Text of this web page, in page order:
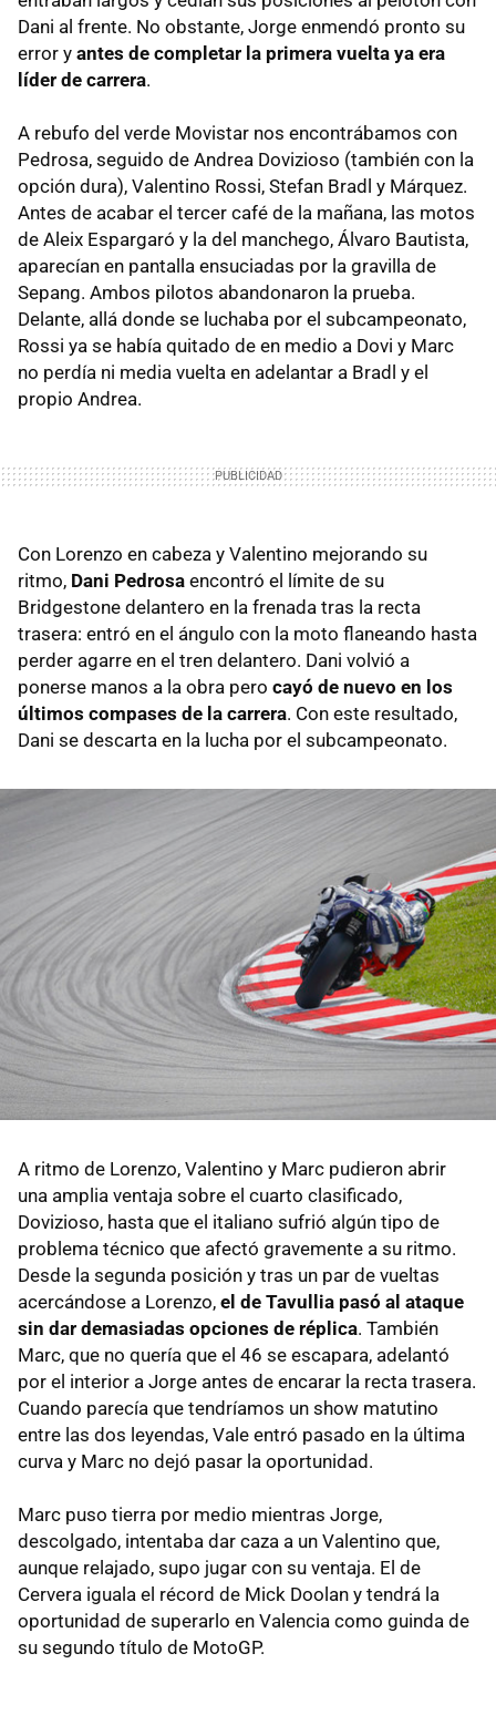
Dani al frente. No obstante, Jorge enmendó pronto su
error y antes de completar la primera vuelta ya era
líder de carrera.
A rebufo del verde Movistar nos encontrábamos con
Pedrosa, seguido de Andrea Dovizioso (también con la
opción dura), Valentino Rossi, Stefan Bradl y Márquez.
Antes de acabar el tercer café de la mañana, las motos
de Aleix Espargaró y la del manchego, Álvaro Bautista,
aparecían en pantalla ensuciadas por la gravilla de
Sepang. Ambos pilotos abandonaron la prueba.
Delante, allá donde se luchaba por el subcampeonato,
Rossi ya se había quitado de en medio a Dovi y Marc
no perdía ni media vuelta en adelantar a Bradl y el
propio Andrea.
Con Lorenzo en cabeza y Valentino mejorando su
ritmo, Dani Pedrosa encontró el límite de su
Bridgestone delantero en la frenada tras la recta
trasera: entró en el ángulo con la moto flaneando hasta
perder agarre en el tren delantero. Dani volvió a
ponerse manos a la obra pero cayó de nuevo en los
últimos compases de la carrera. Con este resultado,
Dani se descarta en la lucha por el subcampeonato.
A ritmo de Lorenzo, Valentino y Marc pudieron abrir
una amplia ventaja sobre el cuarto clasificado,
Dovizioso, hasta que el italiano sufrió algún tipo de
problema técnico que afectó gravemente a su ritmo.
Desde la segunda posición y tras un par de vueltas
acercándose a Lorenzo, el de Tavullia pasó al ataque
sin dar demasiadas opciones de réplica. También
Marc, que no quería que el 46 se escapara, adelantó
por el interior a Jorge antes de encarar la recta trasera.
Cuando parecía que tendríamos un show matutino
entre las dos leyendas, Vale entró pasado en la última
curva y Marc no dejó pasar la oportunidad.
Marc puso tierra por medio mientras Jorge,
descolgado, intentaba dar caza a un Valentino que,
aunque relajado, supo jugar con su ventaja. El de
Cervera iguala el récord de Mick Doolan y tendrá la
oportunidad de superarlo en Valencia como guinda de
su segundo título de MotoGP.